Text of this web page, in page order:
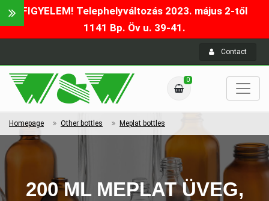
FIGYELEM! Telephelyváltozás 2023. május 2-től
1141 Bp. Öv u. 39-41.
Contact
0
Homepage Other bottles Meplat bottles
200 ML MEPLAT ÜVEG,